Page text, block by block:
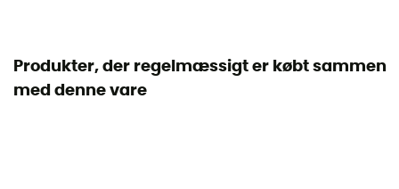
Produkter, der regelmæssigt er købt sammen
med denne vare